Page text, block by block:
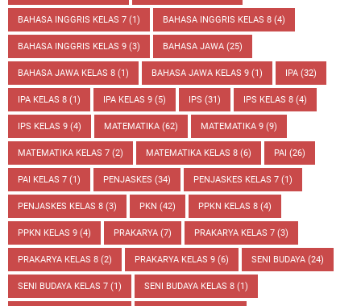
BAHASA INGGRIS KELAS 7 (1) BAHASA INGGRIS KELAS 8 (4)
BAHASA INGGRIS KELAS 9 (3) BAHASA JAWA (25)
BAHASA JAWA KELAS 8 (1) BAHASA JAWA KELAS 9 (1) IPA (32)
IPA KELAS 8 (1) IPA KELAS 9 (5) IPS (31) IPS KELAS 8 (4)
IPS KELAS 9 (4) MATEMATIKA (62) MATEMATIKA 9 (9)
MATEMATIKA KELAS 7 (2) MATEMATIKA KELAS 8 (6) PAI (26)
PAI KELAS 7 (1) PENJASKES (34) PENJASKES KELAS 7 (1)
PENJASKES KELAS 8 (3) PKN (42) PPKN KELAS 8 (4)
PPKN KELAS 9 (4) PRAKARYA (7) PRAKARYA KELAS 7 (3)
PRAKARYA KELAS 8 (2) PRAKARYA KELAS 9 (6) SENI BUDAYA (24)
SENI BUDAYA KELAS 7 (1) SENI BUDAYA KELAS 8 (1)